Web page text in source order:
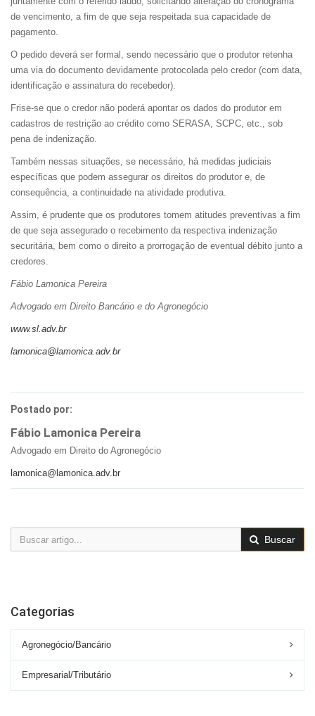
de vencimento, a fim de que seja respeitada sua capacidade de
pagamento.
O pedido deverá ser formal, sendo necessário que o produtor retenha
uma via do documento devidamente protocolada pelo credor (com data,
identificação e assinatura do recebedor).
Frise-se que o credor não poderá apontar os dados do produtor em
cadastros de restrição ao crédito como SERASA, SCPC, etc., sob
pena de indenização.
Também nessas situações, se necessário, há medidas judiciais
específicas que podem assegurar os direitos do produtor e, de
consequência, a continuidade na atividade produtiva.
Assim, é prudente que os produtores tomem atitudes preventivas a fim
de que seja assegurado o recebimento da respectiva indenização
securitária, bem como o direito a prorrogação de eventual débito junto a
credores.
Fábio Lamonica Pereira
Advogado em Direito Bancário e do Agronegócio
www.sl.adv.br
lamonica@lamonica.adv.br
Postado por:
Fábio Lamonica Pereira
Advogado em Direito do Agronegócio
lamonica@lamonica.adv.br
Buscar
Categorias
Agronegócio/Bancário
Empresarial/Tributário